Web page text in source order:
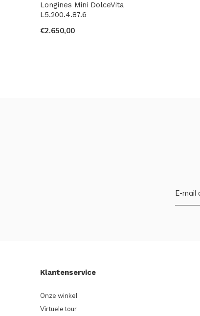
Longines Mini DolceVita
L5.200.4.87.6
€2.650,00
Klantenservice
Onze winkel
Virtuele tour